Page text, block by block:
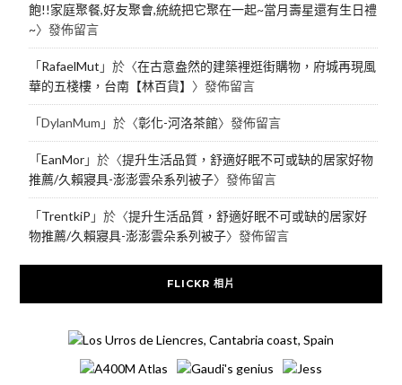
飽!!家庭聚餐,好友聚會,統統把它聚在一起~當月壽星還有生日禮
~〉發佈留言
「RafaelMut 」於〈在古意盎然的建築裡逛街購物，府城再現風
華的五棧樓，台南【林百貨】 〉發佈留言
「DylanMum 」於〈彰化-河洛茶館〉發佈留言
「EanMor」於〈提升生活品質，舒適好眠不可或缺的居家好物
推薦/久賴寢具-澎澎雲朵系列被子〉發佈留言
「TrentkiP 」於〈提升生活品質，舒適好眠不可或缺的居家好
物推薦/久賴寢具-澎澎雲朵系列被子〉發佈留言
FLICKR 相片